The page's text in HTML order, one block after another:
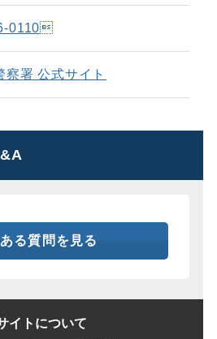
0110
察署 公式サイト
る質問を見る
イトについて